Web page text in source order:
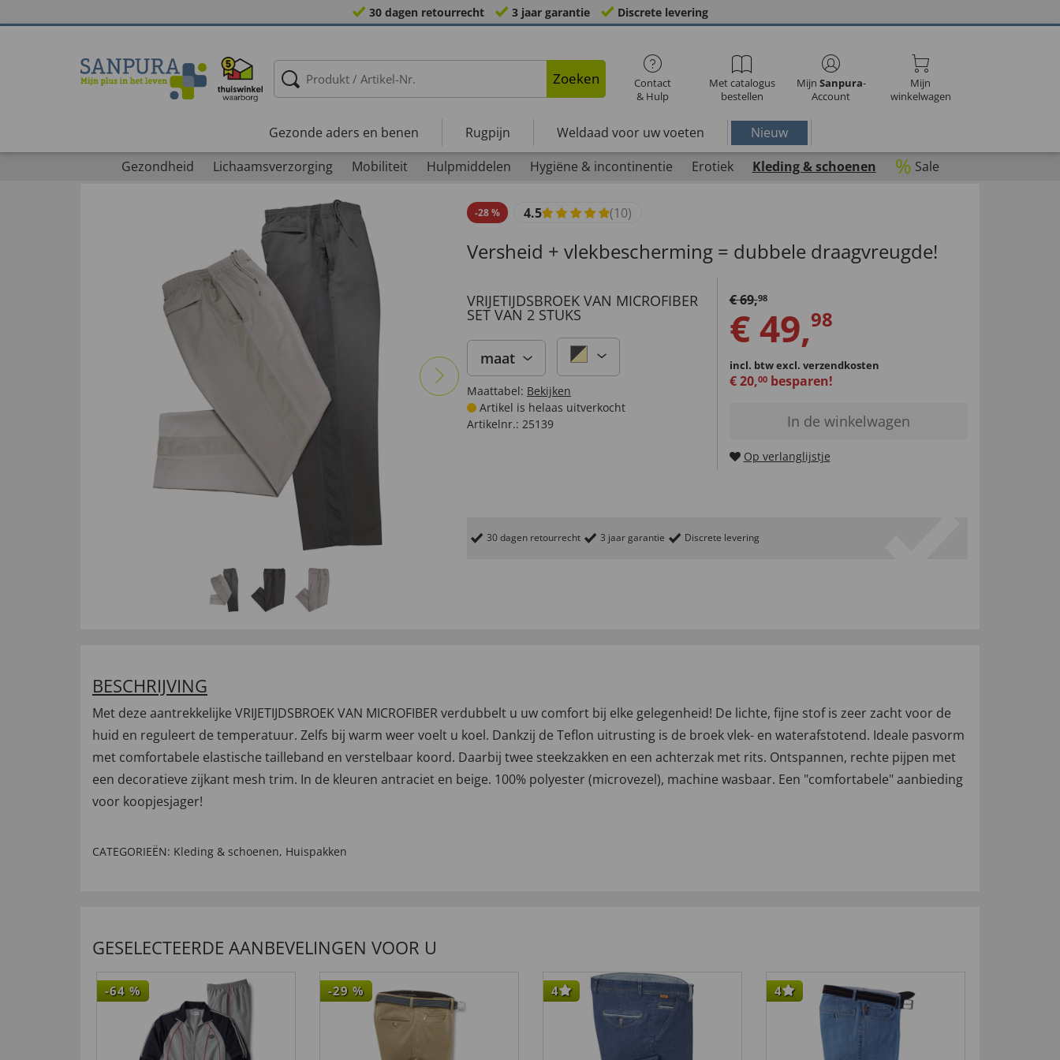
30 dagen retourrecht 3 jaar garantie Discrete levering
Zoeken
Contact
& Hulp
Met catalogus
bestellen
Mijn Sanpura-
Account
Mijn
winkelwagen
Gezonde aders en benen Rugpijn Weldaad voor uw voeten
Nieuw
Gezondheid
Lichaamsverzorging Mobiliteit Hulpmiddelen Hygiëne & incontinentie Erotiek Kleding & schoenen % Sale
-28% 4.5 (10)
Versheid + vlekbescherming = dubbele draagvreugde!
VRIJETIJDSBROEK VAN MICROFIBER
SET VAN 2 STUKS
maat
Maattabel: Bekijken
Artikel is helaas uitverkocht
Artikelnr.: 25139
€69,98
€49,98
incl. btwexcl. verzendkosten
€20,00besparen!
In de winkelwagen
Op verlanglijstje
30 dagen retourrecht 3 jaar garantie Discrete levering
BESCHRIJVING
Met deze aantrekkelijke VRIJETIJDSBROEK VAN MICROFIBER verdubbelt u uw comfort bij elke gelegenheid! De lichte, fijne stof is zeer zacht voor de
huid en reguleert de temperatuur. Zelfs bij warm weer voelt u koel. Dankzij de Teflon uitrusting is de broek vlek- en waterafstotend. Ideale pasvorm
met comfortabele elastische tailleband en verstelbaar koord. Daarbij twee steekzakken en een achterzak met rits. Ontspannen, rechte pijpen met
een decoratieve zijkant mesh trim. In de kleuren antraciet en beige. 100% polyester (microvezel), machine wasbaar. Een "comfortabele" aanbieding
voor koopjesjager!
CATEGORIEËN: Kleding & schoenen, Huispakken
GESELECTEERDE AANBEVELINGEN VOOR U
-64 % -29 % 4 4